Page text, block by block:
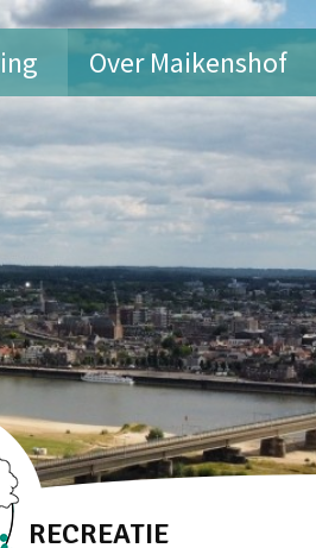
Over Maikenshof
RECREATIE